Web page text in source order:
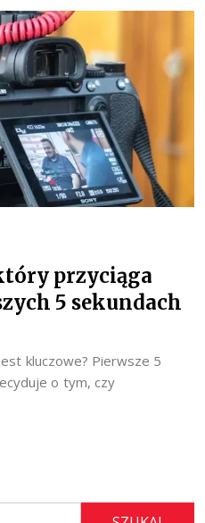
przyciąga
5 sekundach
kluczowe? Pierwsze 5
o tym, czy